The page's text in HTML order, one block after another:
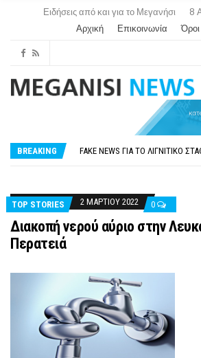
Ειδήσεις από και για το Μεγανήσι
8
Αρχική
Επικοινωνία
BREAKING
TOP STORIES
2 ΜΑΡΤΊΟΥ 2022 0
Διακοπή νερού αύριο στην
Περατειά